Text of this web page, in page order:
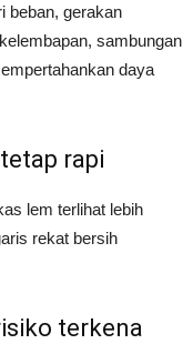
beban, gerakan
sambungan
daya
rapi
lem terlihat lebih
rekat bersih
terkena